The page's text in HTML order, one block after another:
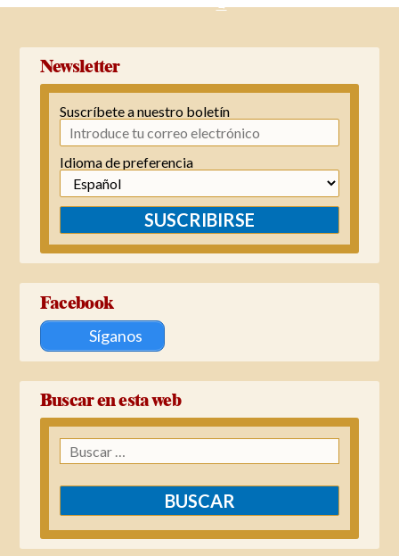
→
Newsletter
Suscríbete a nuestro boletín
Idioma de preferencia
SUSCRIBIRSE
Facebook
Síganos
Buscar en esta web
Buscar: